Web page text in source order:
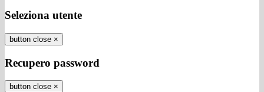
Seleziona utente
button close ×
Recupero password
button close ×